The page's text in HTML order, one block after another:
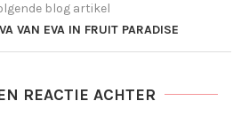
blog artikel
VAN EVA IN FRUIT PARADISE
REACTIE ACHTER